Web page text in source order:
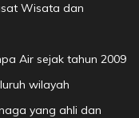
Wisata dan
Air sejak tahun 2009
wilayah
yang ahli dan